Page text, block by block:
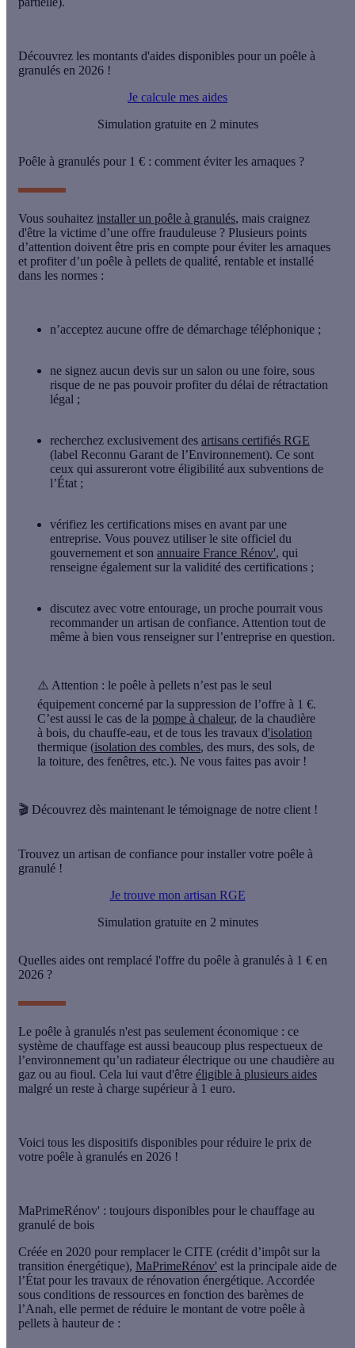
Découvrez les montants d'aides disponibles pour un poêle à
granulés en 2026 !
Je calcule mes aides
Simulation gratuite en 2 minutes
Poêle à granulés pour 1 € : comment éviter les arnaques ?
Vous souhaitez installer un poêle à granulés, mais craignez
d'être la victime d’une offre frauduleuse ? Plusieurs points
d’attention doivent être pris en compte pour éviter les arnaques
et profiter d’un poêle à pellets de qualité, rentable et installé
dans les normes :
n’acceptez aucune offre de démarchage téléphonique ;
ne signez aucun devis sur un salon ou une foire, sous
risque de ne pas pouvoir profiter du délai de rétractation
légal ;
recherchez exclusivement des artisans certifiés RGE
(label Reconnu Garant de l’Environnement). Ce sont
ceux qui assureront votre éligibilité aux subventions de
l’État ;
vérifiez les certifications mises en avant par une
entreprise. Vous pouvez utiliser le site officiel du
gouvernement et son annuaire France Rénov', qui
renseigne également sur la validité des certifications ;
discutez avec votre entourage, un proche pourrait vous
recommander un artisan de confiance. Attention tout de
même à bien vous renseigner sur l’entreprise en question.
⚠️ Attention : le poêle à pellets n’est pas le seul
équipement concerné par la suppression de l’offre à 1 €.
C’est aussi le cas de la pompe à chaleur, de la chaudière
à bois, du chauffe-eau, et de tous les travaux d'isolation
thermique (isolation des combles, des murs, des sols, de
la toiture, des fenêtres, etc.). Ne vous faites pas avoir !
🎬 Découvrez dès maintenant le témoignage de notre client !
Trouvez un artisan de confiance pour installer votre poêle à
granulé !
Je trouve mon artisan RGE
Simulation gratuite en 2 minutes
Quelles aides ont remplacé l'offre du poêle à granulés à 1 € en
2026 ?
Le poêle à granulés n'est pas seulement économique : ce
système de chauffage est aussi beaucoup plus respectueux de
l’environnement qu’un radiateur électrique ou une chaudière au
gaz ou au fioul. Cela lui vaut d'être éligible à plusieurs aides
malgré un reste à charge supérieur à 1 euro.
Voici tous les dispositifs disponibles pour réduire le prix de
votre poêle à granulés en 2026 !
MaPrimeRénov' : toujours disponibles pour le chauffage au
granulé de bois
Créée en 2020 pour remplacer le CITE (crédit d’impôt sur la
transition énergétique), MaPrimeRénov' est la principale aide de
l’État pour les travaux de rénovation énergétique. Accordée
sous conditions de ressources en fonction des barèmes de
l’Anah, elle permet de réduire le montant de votre poêle à
pellets à hauteur de :